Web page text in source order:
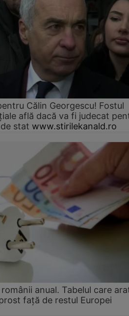
Călin Georgescu! Fostul
află dacă va fi judecat
stat www.stirilekanald.ro
anual. Tabelul care
faţă de restul Europei